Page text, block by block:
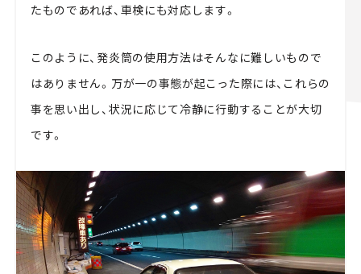
たものであれば、車検にも対応します。
このように、発炎筒の使用方法はそんなに難しいもので
はありません。万が一の事態が起こった際には、これらの
事を思い出し、状況に応じて冷静に行動することが大切
です。